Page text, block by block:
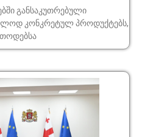
განსაკუთრებული
კონკრეტულ პროდუქტებს,